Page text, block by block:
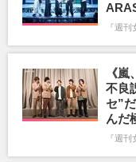
『週
《
不良
セ”
んだ
『週